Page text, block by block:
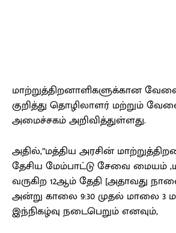
மாற்றுத்திறனாளிகளுக்கான
குறித்து தொழிலாளர் மற்றும்
அமைச்சகம் அறிவித்துள்ளது.
அதில்,”மத்திய அரசின்
தேசிய மேம்பாட்டு சேவை மையம்
வருகிற 12ஆம் தேதி [அதாவது
அன்று காலை 9:30 முதல் மாலை
இந்நிகழ்வு நடைபெறும் எனவும்,